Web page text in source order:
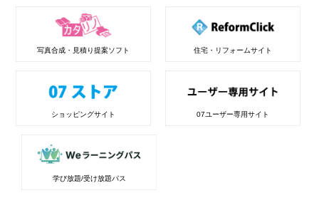
写真合成・見積り提案ソフト 住宅・リフォームサイト
ショッピングサイト 07ユーザー専用サイト
学び放題/受け放題パス